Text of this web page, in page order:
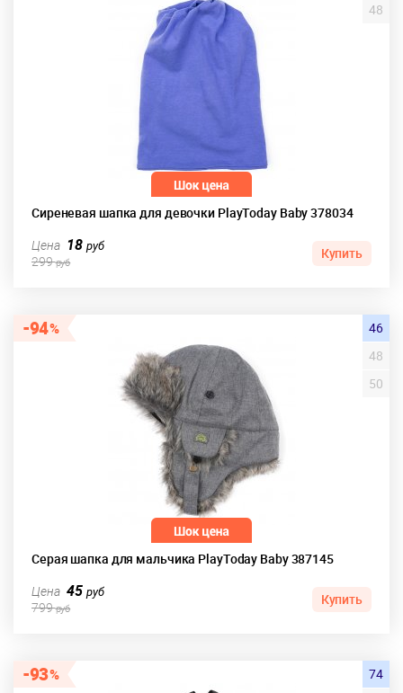
Сиреневая шапка для девочки PlayToday Baby 378034
48
Цена 18руб
299руб
Купить
94
Серая шапка для мальчика PlayToday Baby 387145
46
48
50
Цена 45руб
799руб
Купить
93 74